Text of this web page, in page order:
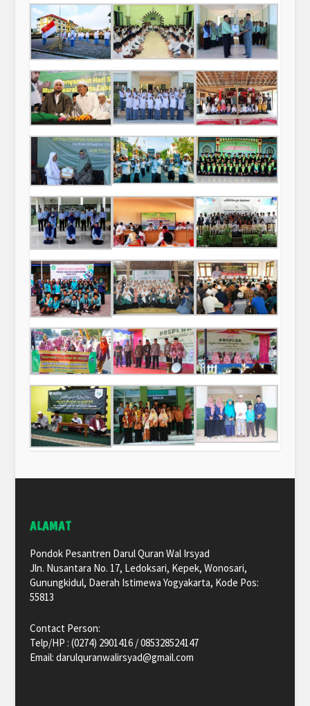
ALAMAT
Pondok Pesantren Darul Quran Wal Irsyad
Jln. Nusantara No. 17, Ledoksari, Kepek, Wonosari,
Gunungkidul, Daerah Istimewa Yogyakarta, Kode Pos:
55813
Contact Person:
Telp/HP : (0274) 2901416 / 085328524147
Email: darulquranwalirsyad@gmail.com